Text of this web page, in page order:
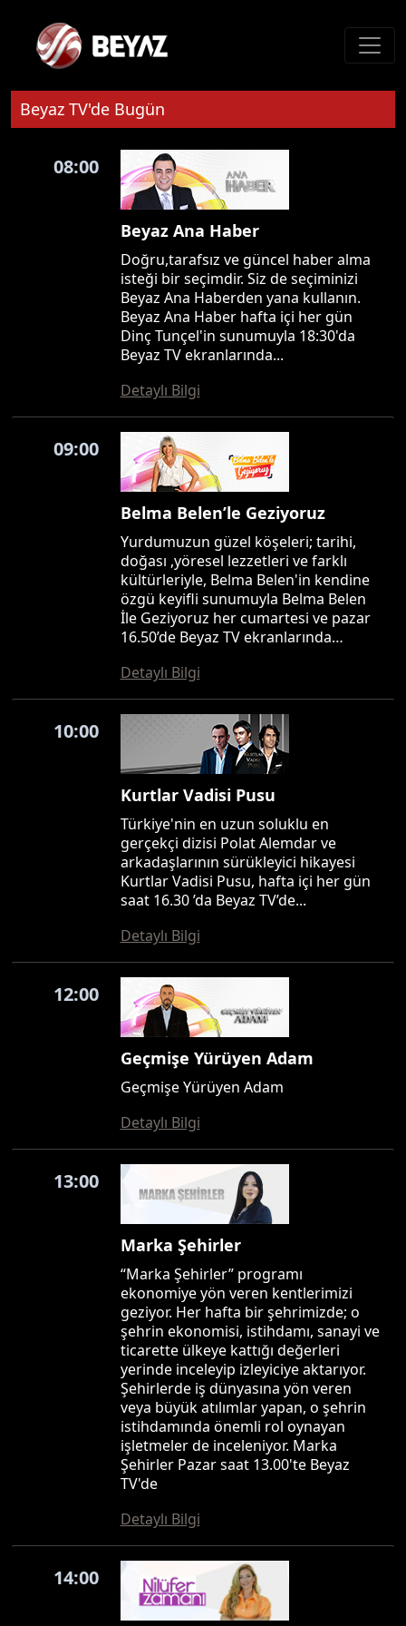
Beyaz TV'de Bugün
08:00
Beyaz Ana Haber
Doğru,tarafsız ve güncel haber alma
isteği bir seçimdir. Siz de seçiminizi
Beyaz Ana Haberden yana kullanın.
Beyaz Ana Haber hafta içi her gün
Dinç Tunçel'in sunumuyla 18:30'da
Beyaz TV ekranlarında...
Detaylı Bilgi
09:00
Belma Belen’le Geziyoruz
Yurdumuzun güzel köşeleri; tarihi,
doğası ,yöresel lezzetleri ve farklı
kültürleriyle, Belma Belen'in kendine
özgü keyifli sunumuyla Belma Belen
İle Geziyoruz her cumartesi ve pazar
16.50’de Beyaz TV ekranlarında…
Detaylı Bilgi
10:00
Kurtlar Vadisi Pusu
Türkiye'nin en uzun soluklu en
gerçekçi dizisi Polat Alemdar ve
arkadaşlarının sürükleyici hikayesi
Kurtlar Vadisi Pusu, hafta içi her gün
saat 16.30 ’da Beyaz TV’de...
Detaylı Bilgi
12:00
Geçmişe Yürüyen Adam
Geçmişe Yürüyen Adam
Detaylı Bilgi
13:00
Marka Şehirler
“Marka Şehirler” programı
ekonomiye yön veren kentlerimizi
geziyor. Her hafta bir şehrimizde; o
şehrin ekonomisi, istihdamı, sanayi ve
ticarette ülkeye kattığı değerleri
yerinde inceleyip izleyiciye aktarıyor.
Şehirlerde iş dünyasına yön veren
veya büyük atılımlar yapan, o şehrin
istihdamında önemli rol oynayan
işletmeler de inceleniyor. Marka
Şehirler Pazar saat 13.00'te Beyaz
TV'de
Detaylı Bilgi
14:00